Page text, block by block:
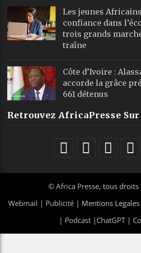
Les jeunes
confiance dans
trois grands
traîne
Côte d’Ivoire :
accorde la grâce
661 détenus
Retrouvez AfricaPresse Sur
© Africa Presse, tous droits
Webmail | Publicité | Mentions
| Podcast| ChatGPT|